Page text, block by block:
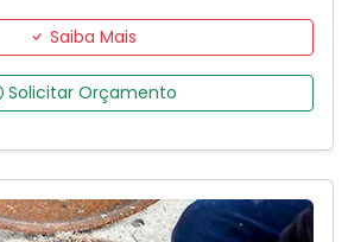
Saiba Mais
Solicitar Orçamento